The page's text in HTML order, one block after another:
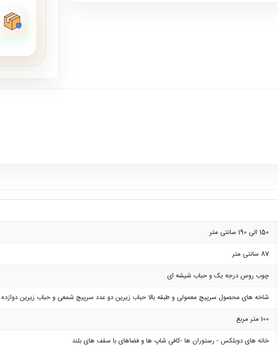
150 الی 190 سانتی متر
87 سانتی متر
چوب روس درجه یک و حباب شیشه ای
شاخه های محصول سرپیچ معمولی و طبقه بالا حباب زیرین دو عدد سرپیچ شمعی و حباب زیرین دوازده شعله 4چهار عدد سرپیچ
100 متر مربع
خانه های دوبلکس - رستوران ها -کافی شاپ ها و فضاهای با سقف های بلند